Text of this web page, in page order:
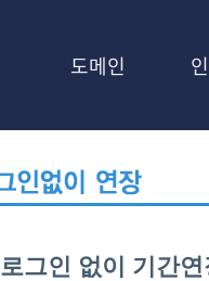
도메인
로그인 없이 기간연